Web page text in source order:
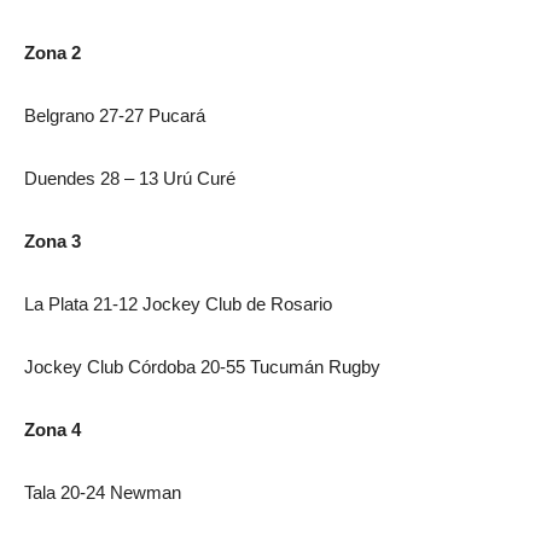
Zona 2
Belgrano 27-27 Pucará
Duendes 28 – 13 Urú Curé
Zona 3
La Plata 21-12 Jockey Club de Rosario
Jockey Club Córdoba 20-55 Tucumán Rugby
Zona 4
Tala 20-24 Newman